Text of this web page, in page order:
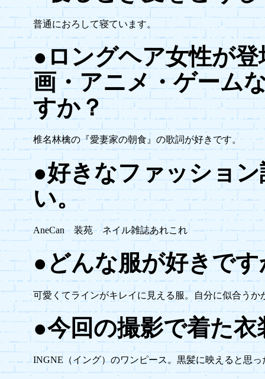
普通におろして寝ています。
●ロングヘア女性が
画・アニメ・ゲーム
すか？
椎名林檎の『愛妻家の朝食』の歌詞が好きです。
●好きなファッショ
い。
AneCan 装苑 ネイル雑誌あれこれ
●どんな服が好きです
可愛くてラインがキレイに見える服。自分に似合うか
●今回の撮影で着た
INGNE（イング）のワンピース。黒髪に映えると思っ